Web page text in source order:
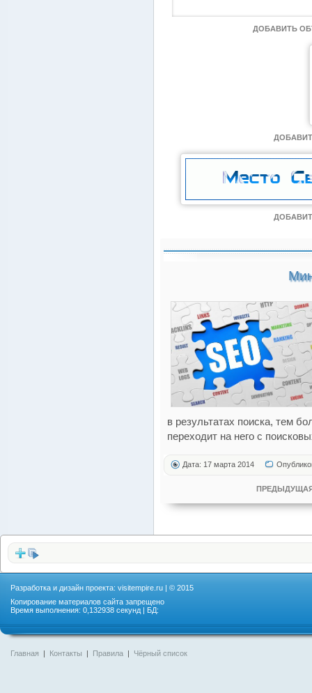
ДОБАВИТЬ
в результатах поиска, тем
переходит на него с
Дата: 17 марта 2014
Разработка и дизайн проекта: visitempire.ru | © 2015
Копирование материалов сайта запрещено
Время выполнения: 0,132938 секунд | БД:
Главная | Контакты | Правила | Чёрный список